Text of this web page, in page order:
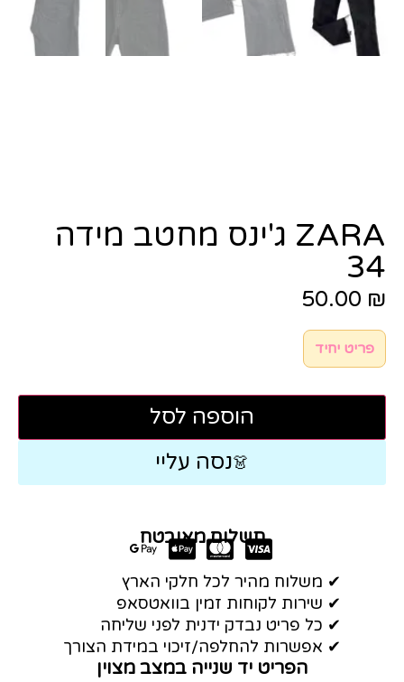
ZARA ג'ינס מחטב מידה
34
50.00 ₪
פריט יחיד
הוספה לסל
👗נסה עליי
תשלום מאובטח
✔ משלוח מהיר לכל חלקי הארץ
✔ שירות לקוחות זמין בוואטסאפ
✔ כל פריט נבדק ידנית לפני שליחה
✔ אפשרות להחלפה/זיכוי במידת הצורך
הפריט יד שנייה במצב מצוין